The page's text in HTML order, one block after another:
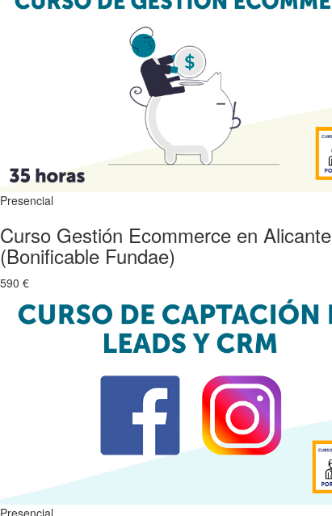
Presencial
Curso Gestión Ecommerce en Alicante
(Bonificable Fundae)
590 €
Presencial